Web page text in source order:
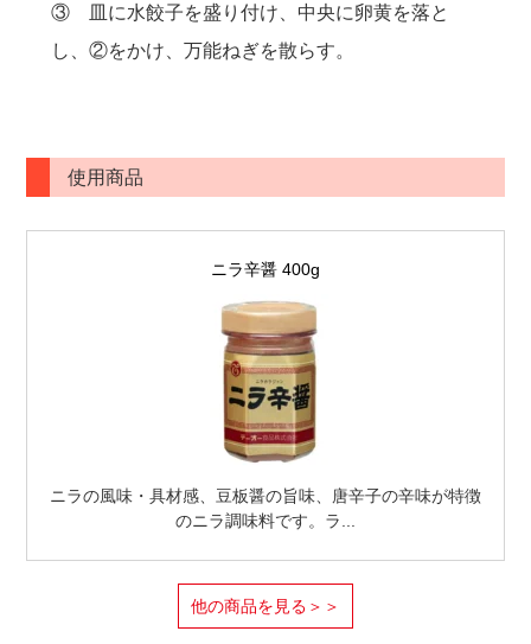
③ 皿に水餃子を盛り付け、中央に卵黄を落と
し、②をかけ、万能ねぎを散らす。
使用商品
ニラ辛醤 400g
ニラの風味・具材感、豆板醤の旨味、唐辛子の辛味が特徴
のニラ調味料です。ラ...
他の商品を見る＞＞